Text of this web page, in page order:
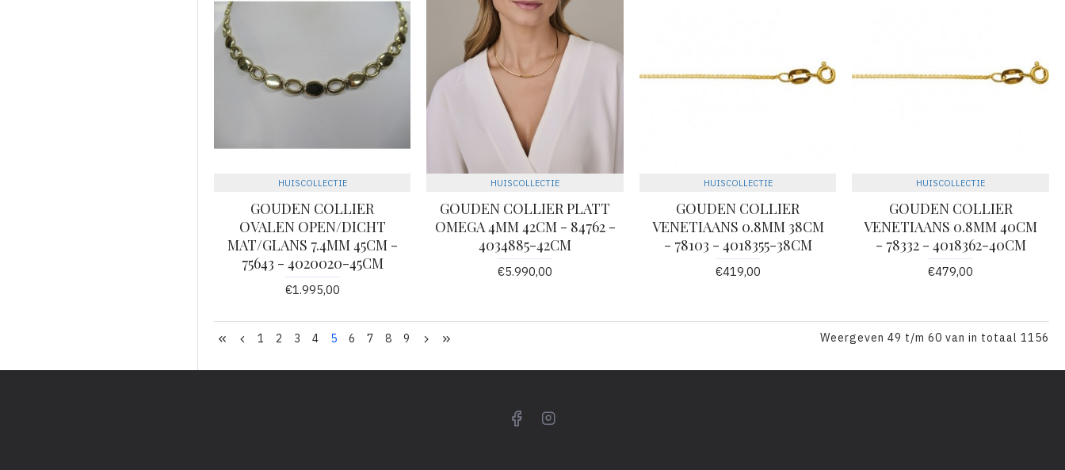
HUISCOLLECTIE
GOUDEN COLLIER
OVALEN OPEN/DICHT
MAT/GLANS 7.4MM 45CM -
75643 - 4020020-45CM
€1.995,00
HUISCOLLECTIE
GOUDEN COLLIER PLATT
OMEGA 4MM 42CM - 84762 -
4034885-42CM
€5.990,00
HUISCOLLECTIE
GOUDEN COLLIER
VENETIAANS 0.8MM 38CM
- 78103 - 4018355-38CM
€419,00
HUISCOLLECTIE
GOUDEN COLLIER
VENETIAANS 0.8MM 40CM
- 78332 - 4018362-40CM
€479,00
1 2 3 4 5 6 7 8 9 Weergeven 49 t/m 60 van in totaal 1156